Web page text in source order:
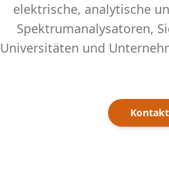
elektrische, analytische
Spektrumanalysatoren,
Universitäten und